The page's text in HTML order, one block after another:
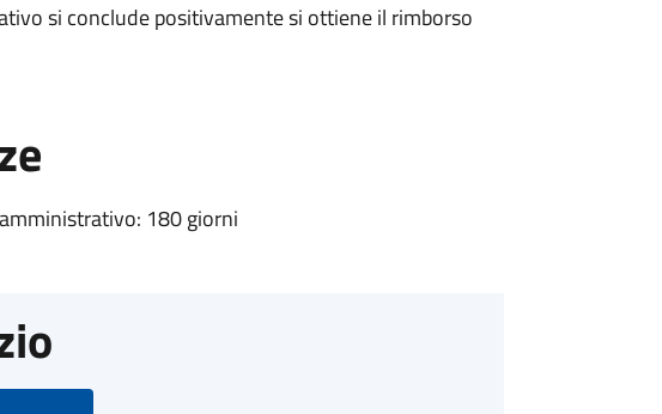
si conclude positivamente si ottiene il rimborso
180 giorni